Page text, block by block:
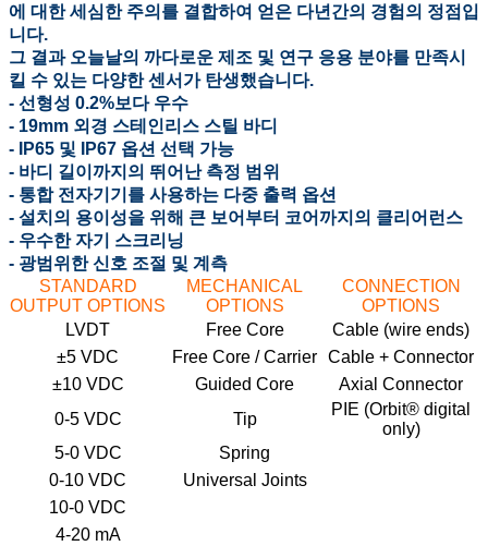
에 대한 세심한 주의를 결합하여 얻은 다년간의 경험의 정점입
니다.
그 결과 오늘날의 까다로운 제조 및 연구 응용 분야를 만족시
킬 수 있는 다양한 센서가 탄생했습니다.
- 선형성 0.2%보다 우수
- 19mm 외경 스테인리스 스틸 바디
- IP65 및 IP67 옵션 선택 가능
- 바디 길이까지의 뛰어난 측정 범위
- 통합 전자기기를 사용하는 다중 출력 옵션
- 설치의 용이성을 위해 큰 보어부터 코어까지의 클리어런스
- 우수한 자기 스크리닝
- 광범위한 신호 조절 및 계측
STANDARD
OUTPUT OPTIONS
MECHANICAL
OPTIONS
CONNECTION
OPTIONS
LVDT
Free Core
Cable (wire ends)
±5 VDC
Free Core / Carrier Cable + Connector
±10 VDC
Guided Core
Axial Connector
0-5 VDC
Tip
PIE (Orbit® digital
only)
5-0 VDC
Spring
0-10 VDC
Universal Joints
10-0 VDC
4-20 mA